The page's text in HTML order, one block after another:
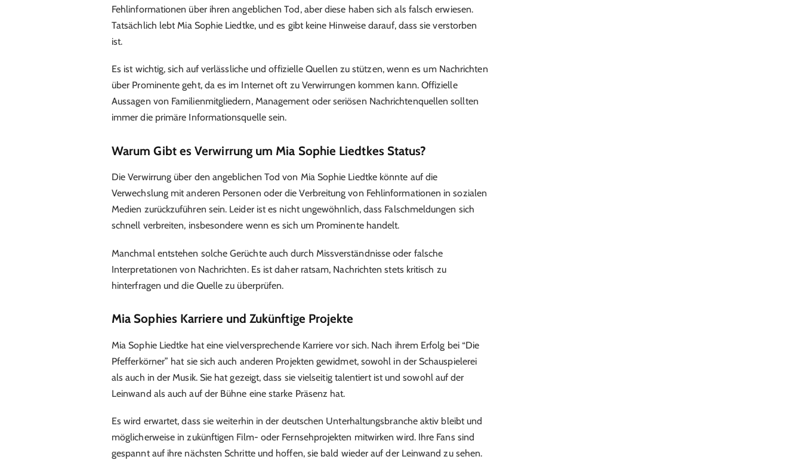
Fehlinformationen über ihren angeblichen Tod, aber diese haben sich als falsch erwiesen.
Tatsächlich lebt Mia Sophie Liedtke, und es gibt keine Hinweise darauf, dass sie verstorben
ist.
Es ist wichtig, sich auf verlässliche und offizielle Quellen zu stützen, wenn es um Nachrichten
über Prominente geht, da es im Internet oft zu Verwirrungen kommen kann. Offizielle
Aussagen von Familienmitgliedern, Management oder seriösen Nachrichtenquellen sollten
immer die primäre Informationsquelle sein.
Warum Gibt es Verwirrung um Mia Sophie Liedtkes Status?
Die Verwirrung über den angeblichen Tod von Mia Sophie Liedtke könnte auf die
Verwechslung mit anderen Personen oder die Verbreitung von Fehlinformationen in sozialen
Medien zurückzuführen sein. Leider ist es nicht ungewöhnlich, dass Falschmeldungen sich
schnell verbreiten, insbesondere wenn es sich um Prominente handelt.
Manchmal entstehen solche Gerüchte auch durch Missverständnisse oder falsche
Interpretationen von Nachrichten. Es ist daher ratsam, Nachrichten stets kritisch zu
hinterfragen und die Quelle zu überprüfen.
Mia Sophies Karriere und Zukünftige Projekte
Mia Sophie Liedtke hat eine vielversprechende Karriere vor sich. Nach ihrem Erfolg bei “Die
Pfefferkörner” hat sie sich auch anderen Projekten gewidmet, sowohl in der Schauspielerei
als auch in der Musik. Sie hat gezeigt, dass sie vielseitig talentiert ist und sowohl auf der
Leinwand als auch auf der Bühne eine starke Präsenz hat.
Es wird erwartet, dass sie weiterhin in der deutschen Unterhaltungsbranche aktiv bleibt und
möglicherweise in zukünftigen Film- oder Fernsehprojekten mitwirken wird. Ihre Fans sind
gespannt auf ihre nächsten Schritte und hoffen, sie bald wieder auf der Leinwand zu sehen.